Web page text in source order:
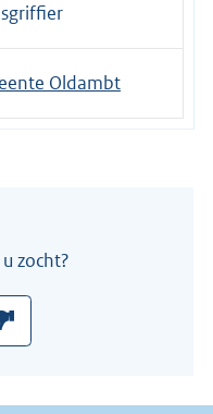
Oldambt
zocht?